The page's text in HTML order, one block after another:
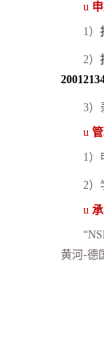
u
1）
2）
3）
u
1）
2）
u
“
黄河 -德